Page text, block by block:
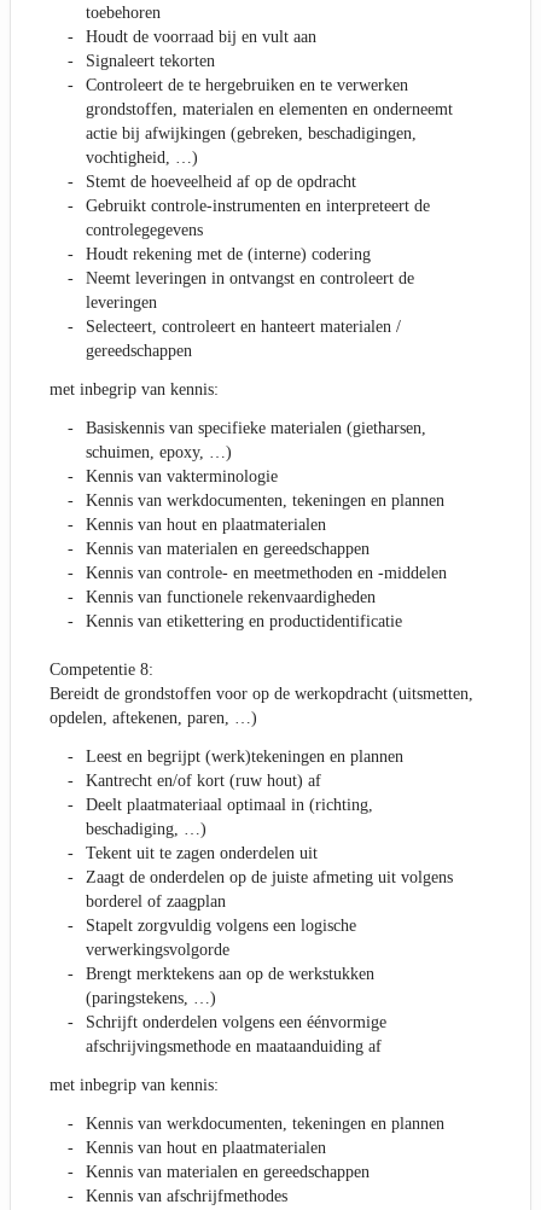
toebehoren
Houdt de voorraad bij en vult aan
Signaleert tekorten
Controleert de te hergebruiken en te verwerken
grondstoffen, materialen en elementen en onderneemt
actie bij afwijkingen (gebreken, beschadigingen,
vochtigheid, …)
Stemt de hoeveelheid af op de opdracht
Gebruikt controle-instrumenten en interpreteert de
controlegegevens
Houdt rekening met de (interne) codering
Neemt leveringen in ontvangst en controleert de
leveringen
Selecteert, controleert en hanteert materialen /
gereedschappen
met inbegrip van kennis:
Basiskennis van specifieke materialen (gietharsen,
schuimen, epoxy, …)
Kennis van vakterminologie
Kennis van werkdocumenten, tekeningen en plannen
Kennis van hout en plaatmaterialen
Kennis van materialen en gereedschappen
Kennis van controle- en meetmethoden en -middelen
Kennis van functionele rekenvaardigheden
Kennis van etikettering en productidentificatie
Competentie 8:
Bereidt de grondstoffen voor op de werkopdracht (uitsmetten,
opdelen, aftekenen, paren, …)
Leest en begrijpt (werk)tekeningen en plannen
Kantrecht en/of kort (ruw hout) af
Deelt plaatmateriaal optimaal in (richting,
beschadiging, …)
Tekent uit te zagen onderdelen uit
Zaagt de onderdelen op de juiste afmeting uit volgens
borderel of zaagplan
Stapelt zorgvuldig volgens een logische
verwerkingsvolgorde
Brengt merktekens aan op de werkstukken
(paringstekens, …)
Schrijft onderdelen volgens een éénvormige
afschrijvingsmethode en maataanduiding af
met inbegrip van kennis:
Kennis van werkdocumenten, tekeningen en plannen
Kennis van hout en plaatmaterialen
Kennis van materialen en gereedschappen
Kennis van afschrijfmethodes